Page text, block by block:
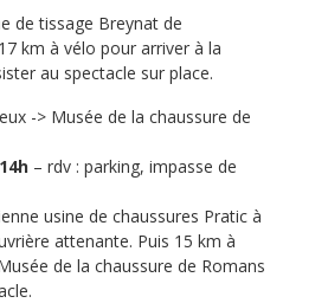
de tissage Breynat de
km à vélo pour arriver à la
au spectacle sur place.
-> Musée de la chaussure de
– rdv : parking, impasse de
usine de chaussures Pratic à
attenante. Puis 15 km à
de la chaussure de Romans